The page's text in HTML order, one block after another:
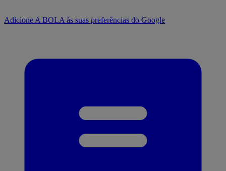
Adicione A BOLA às suas preferências do Google